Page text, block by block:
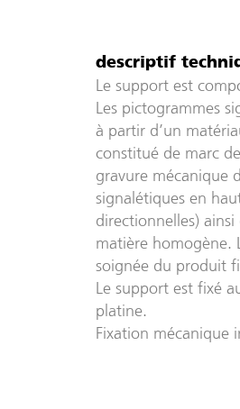
descriptif
Le support est
Les pictogrammes
à partir d’un
constitué de marc
gravure mécanique
signalétiques en
directionnelles)
matière homogène.
soignée du produit
Le support est fixé
platine.
Fixation mécanique